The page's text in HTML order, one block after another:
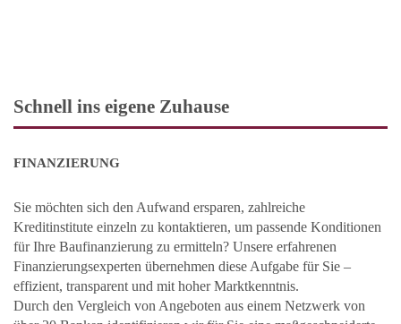
Schnell ins eigene Zuhause
FINANZIERUNG
Sie möchten sich den Aufwand ersparen, zahlreiche
Kreditinstitute einzeln zu kontaktieren, um passende Konditionen
für Ihre Baufinanzierung zu ermitteln? Unsere erfahrenen
Finanzierungsexperten übernehmen diese Aufgabe für Sie –
effizient, transparent und mit hoher Marktkenntnis.
Durch den Vergleich von Angeboten aus einem Netzwerk von